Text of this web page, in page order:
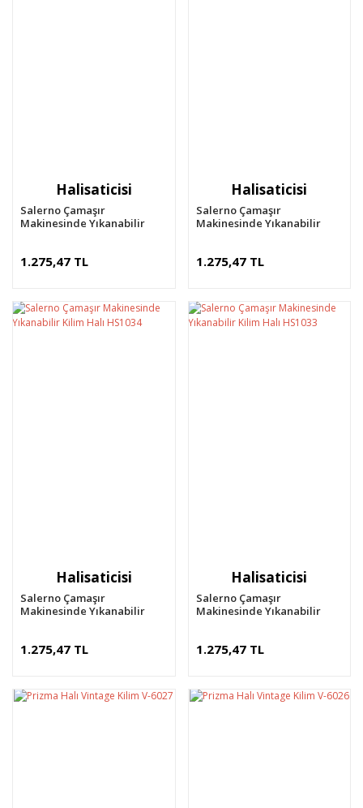
Halisaticisi
Salerno Çamaşır
Makinesinde Yıkanabilir
1.275,47 TL
Halisaticisi
Salerno Çamaşır
Makinesinde Yıkanabilir
1.275,47 TL
Halisaticisi
Salerno Çamaşır
Makinesinde Yıkanabilir
1.275,47 TL
Halisaticisi
Salerno Çamaşır
Makinesinde Yıkanabilir
1.275,47 TL